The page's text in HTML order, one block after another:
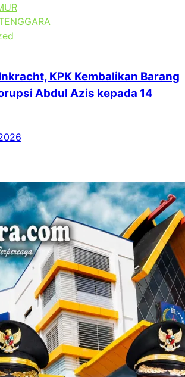
KPK Kembalikan Barang
Abdul Azis kepada 14